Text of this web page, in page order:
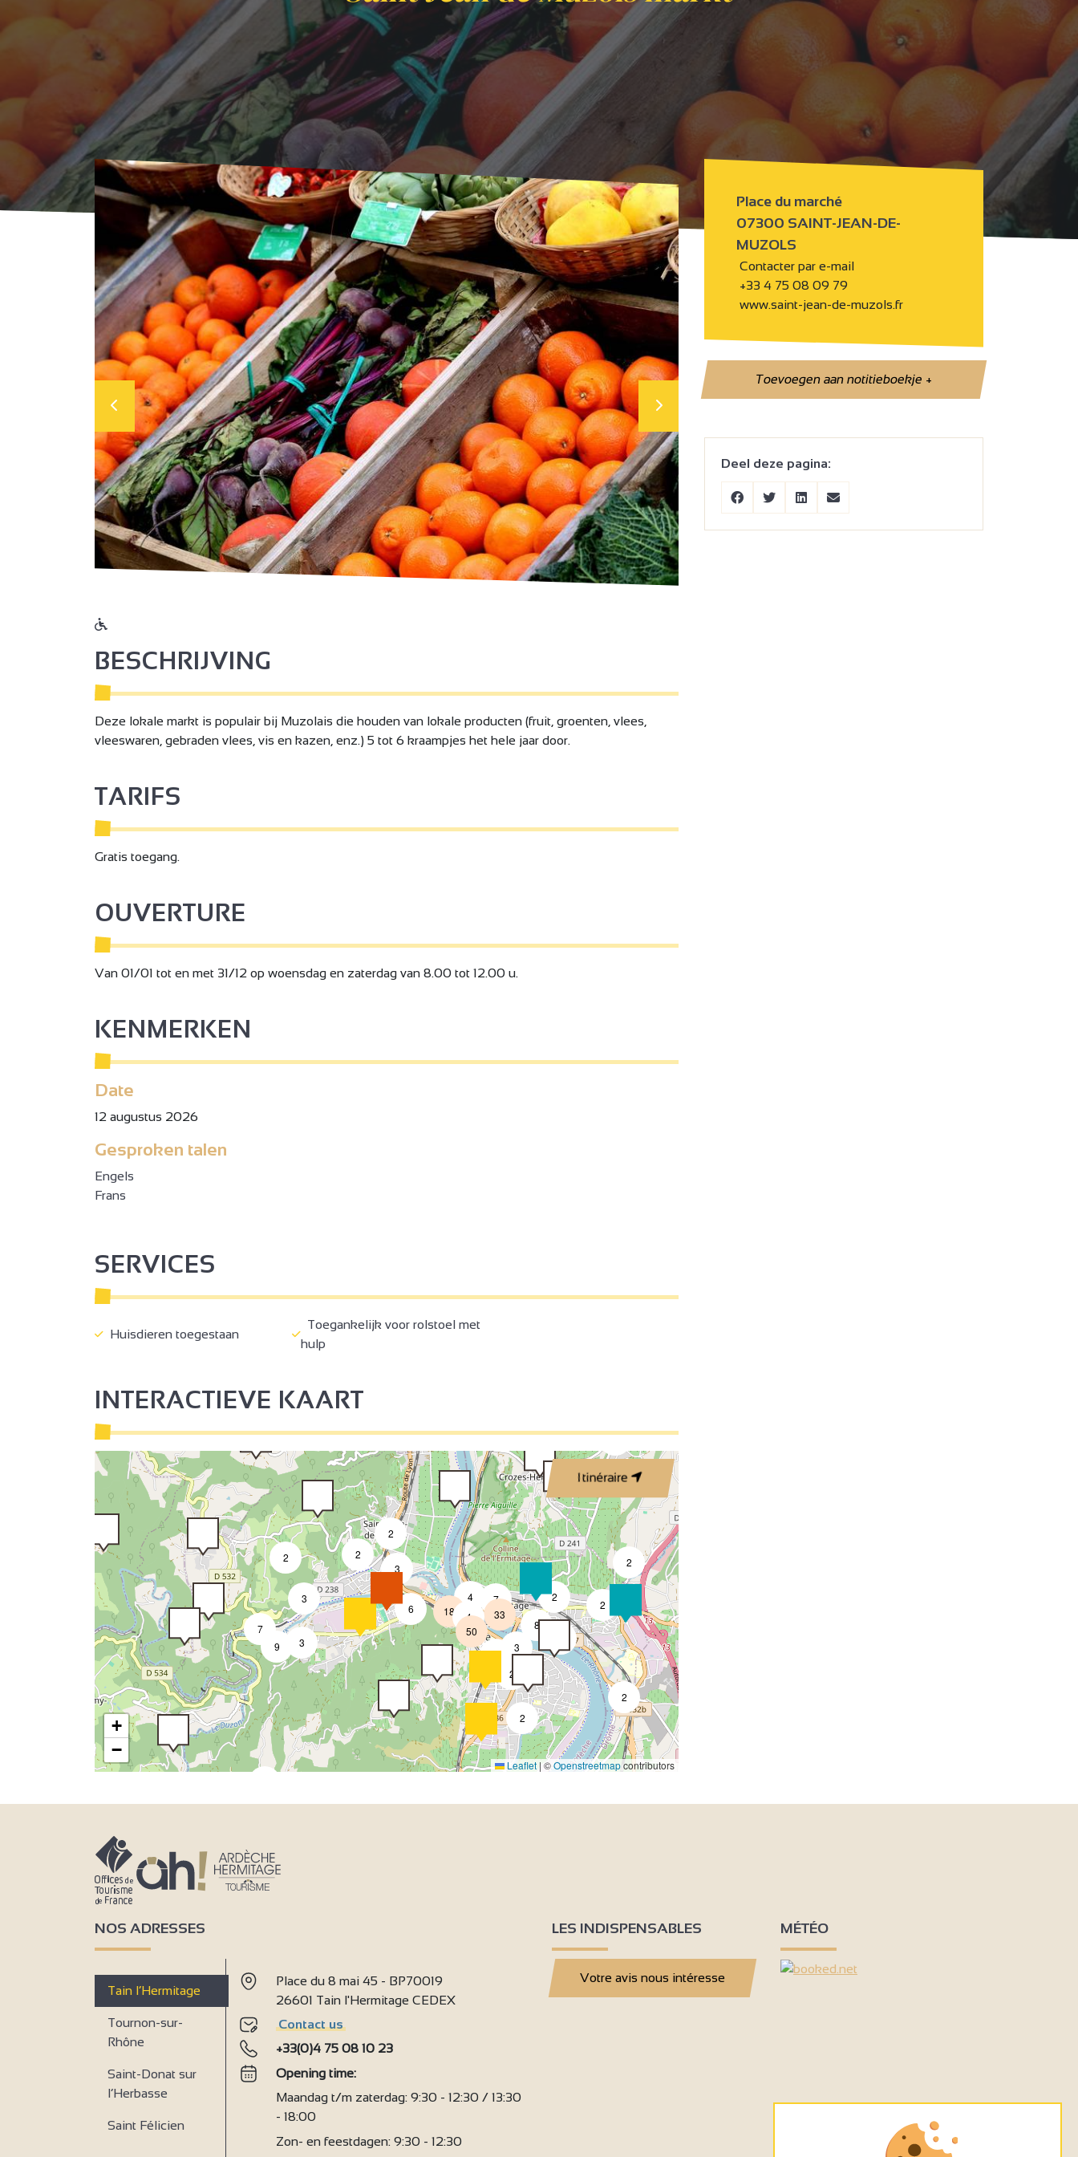
Voorpagina Agenda AGENDA Saint Jean de Muzols markt
Place du marché
07300 SAINT-JEAN-DE-
MUZOLS
Contacter par e-mail
+33 4 75 08 09 79
www.saint-jean-de-muzols.fr
Toevoegen aan notitieboekje+
Deel deze pagina:
BESCHRIJVING
Deze lokale markt is populair bij Muzolais die houden van lokale producten (fruit, groenten, vlees,
vleeswaren, gebraden vlees, vis en kazen, enz.) 5 tot 6 kraampjes het hele jaar door.
TARIFS
Gratis toegang.
OUVERTURE
Van 01/01 tot en met 31/12 op woensdag en zaterdag van 8.00 tot 12.00 u.
KENMERKEN
Date
12 augustus 2026
Gesproken talen
Engels
Frans
SERVICES
Huisdieren toegestaan
Toegankelijk voor rolstoel met
hulp
INTERACTIEVE KAART
Itinéraire
2
2
9
2
2
2
3
2
2
2
2
8
7
2
3
3
9
2
3
6
4
4
18
7
2
3
50
33
+
−
Leaflet | ©Openstreetmapcontributors
NOS ADRESSES
Tain l’Hermitage
Tournon-sur-
Rhône
Saint-Donat sur
l’Herbasse
Saint Félicien
Place du 8 mai 45 - BP70019
26601 Tain l'Hermitage CEDEX
Contact us
+33(0)4 75 08 10 23
Opening time:
Maandag t/m zaterdag: 9:30 - 12:30 / 13:30
- 18:00
Zon- en feestdagen: 9:30 - 12:30
LES INDISPENSABLES
Votre avis nous intéresse
MÉTÉO